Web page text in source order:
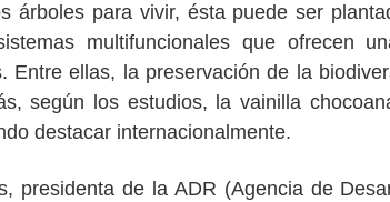
árboles para vivir, ésta puede ser
multifuncionales que ofrecen
Entre ellas, la preservación de la
según los estudios, la vainilla
destacar internacionalmente.
presidenta de la ADR (Agencia de